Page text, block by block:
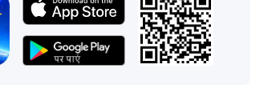
4:04
Hindi Christian Song | मैं हूँ बस एक
अदना सृजित प्राणी